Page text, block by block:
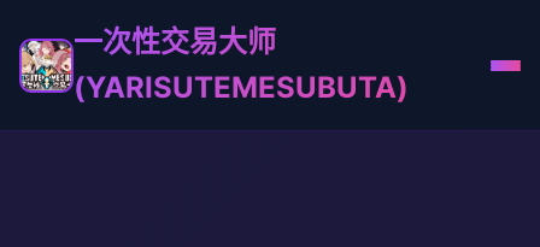
一次性交易大师
(YARISUTEMESUBUTA)